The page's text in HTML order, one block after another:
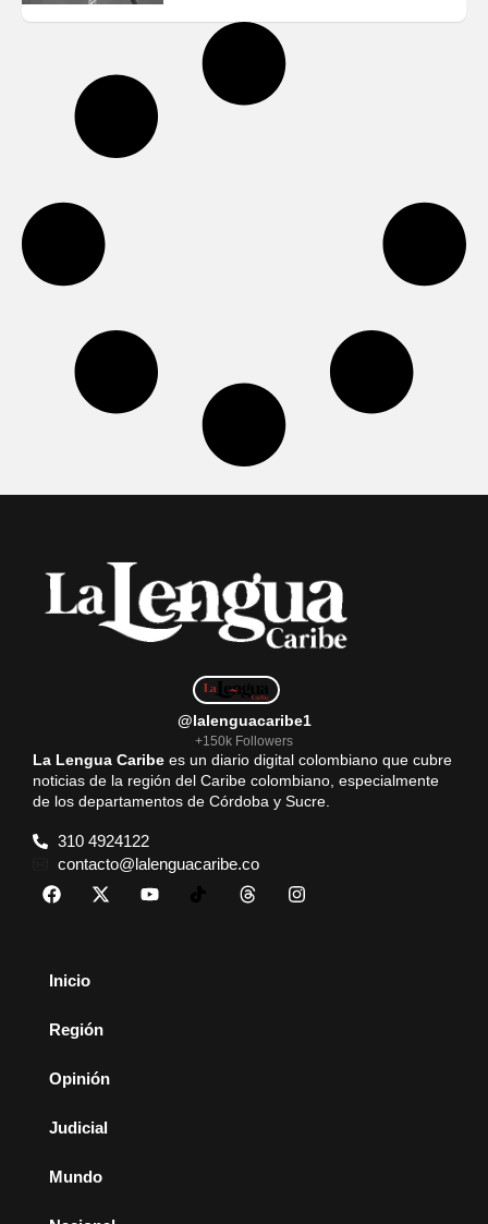
@lalenguacaribe1
+150k Followers
La Lengua Caribe es un diario digital colombiano que cubre
noticias de la región del Caribe colombiano, especialmente
de los departamentos de Córdoba y Sucre.
310 4924122
contacto@lalenguacaribe.co
Inicio
Región
Opinión
Judicial
Mundo